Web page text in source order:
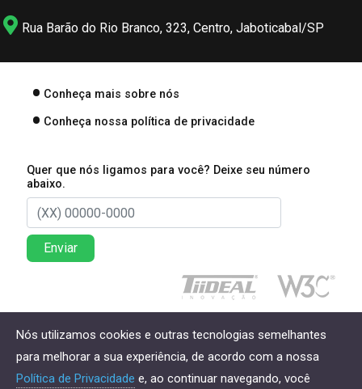
Rua Barão do Rio Branco, 323, Centro, Jaboticabal/SP
Conheça mais sobre nós
Conheça nossa política de privacidade
Quer que nós ligamos para você? Deixe seu número
abaixo.
Enviar
Direitos reservados à Lima Associados Contabilidade
Empresarial - 2026
Nós utilizamos cookies e outras tecnologias semelhantes
para melhorar a sua experiência, de acordo com a nossa
Política de Privacidade e, ao continuar navegando, você